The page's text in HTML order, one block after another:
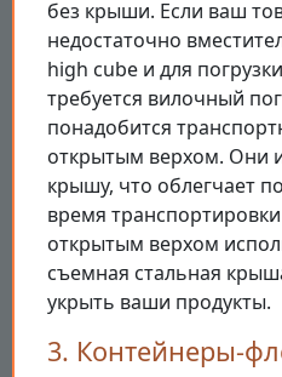
без крыши. Если ваш
недостаточно
high cube и для
требуется вилочный
понадобится
открытым верхом. Они
крышу, что облегчает
время
открытым верхом
съемная стальная
укрыть ваши продукты.
3. Контейнеры-